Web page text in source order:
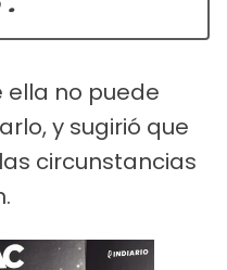
no puede
y sugirió que
circunstancias